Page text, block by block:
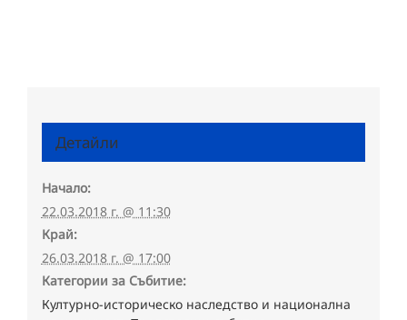
Детайли
Начало:
22.03.2018 г. @ 11:30
Край:
26.03.2018 г. @ 17:00
Категории за Събитие:
Културно-историческо наследство и национална